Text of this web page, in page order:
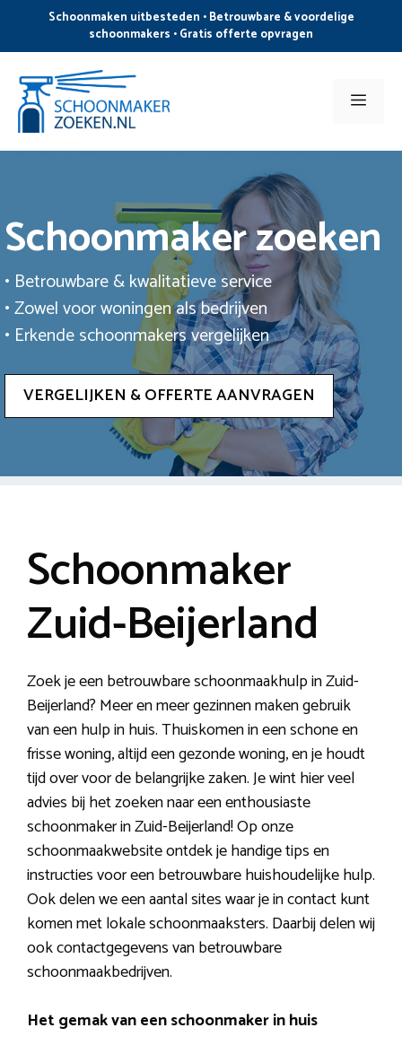
de
inhoud
Schoonmaken uitbesteden • Betrouwbare & voordelige
schoonmakers • Gratis offerte opvragen
Menu
Schoonmaker zoeken
• Betrouwbare & kwalitatieve service
• Zowel voor woningen als bedrijven
• Erkende schoonmakers vergelijken
VERGELIJKEN & OFFERTE AANVRAGEN
Schoonmaker
Zuid-Beijerland
Zoek je een betrouwbare schoonmaakhulp in Zuid-
Beijerland? Meer en meer gezinnen maken gebruik
van een hulp in huis. Thuiskomen in een schone en
frisse woning, altijd een gezonde woning, en je houdt
tijd over voor de belangrijke zaken. Je wint hier veel
advies bij het zoeken naar een enthousiaste
schoonmaker in Zuid-Beijerland! Op onze
schoonmaakwebsite ontdek je handige tips en
instructies voor een betrouwbare huishoudelijke hulp.
Ook delen we een aantal sites waar je in contact kunt
komen met lokale schoonmaaksters. Daarbij delen wij
ook contactgegevens van betrouwbare
schoonmaakbedrijven.
Het gemak van een schoonmaker in huis